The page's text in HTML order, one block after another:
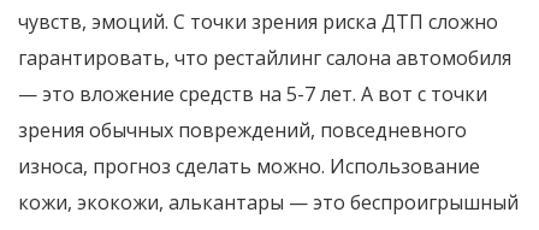
чувств, эмоций. С точки зрения риска ДТП сложно
гарантировать, что рестайлинг салона автомобиля
— это вложение средств на 5-7 лет. А вот с точки
зрения обычных повреждений, повседневного
износа, прогноз сделать можно. Использование
кожи, экокожи, алькантары — это беспроигрышный